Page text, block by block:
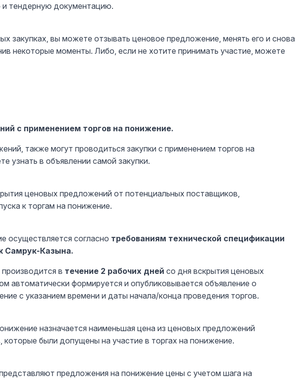
и тендерную документацию.
закупках, вы можете отзывать ценовое предложение, менять его и снова
некоторые моменты. Либо, если не хотите принимать участие, можете
с применением торгов на понижение.
также могут проводиться закупки с применением торгов на
узнать в объявлении самой закупки.
ценовых предложений от потенциальных поставщиков,
к торгам на понижение.
осуществляется согласно требованиям технической спецификации
Самрук-Казына.
в течение 2 рабочих дней со дня вскрытия ценовых
автоматически формируется и опубликовывается объявление о
с указанием времени и даты начала/конца проведения торгов.
назначается наименьшая цена из ценовых предложений
были допущены на участие в торгах на понижение.
предложения на понижение цены с учетом шага на